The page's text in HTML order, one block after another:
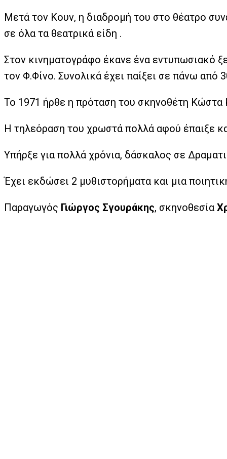
Μετά τον Κουν, η διαδρομή του στο θέατρο
σε όλα τα θεατρικά είδη .
Στον κινηματογράφο έκανε ένα εντυπωσιακό
τον Φ.Φίνο. Συνολικά έχει παίξει σε πάνω από
Το 1971 ήρθε η πρόταση του σκηνοθέτη Κώστα
Η τηλεόραση του χρωστά πολλά αφού έπαιξε
Υπήρξε για πολλά χρόνια, δάσκαλος σε
Έχει εκδώσει 2 μυθιστορήματα και μια
Παραγωγός Γιώργος Σγουράκης, σκηνοθεσία